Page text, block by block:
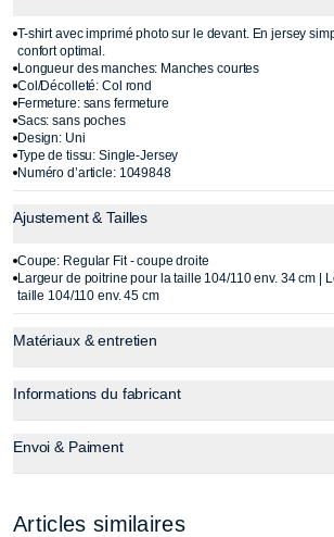
T-shirt avec imprimé photo sur le devant. En jersey
confort optimal.
Longueur des manches: Manches courtes
Col/Décolleté: Col rond
Fermeture: sans fermeture
Sacs: sans poches
Design: Uni
Type de tissu: Single-Jersey
Numéro d’article: 1049848
Ajustement & Tailles
Coupe: Regular Fit - coupe droite
Largeur de poitrine pour la taille 104/110 env. 34 cm |
taille 104/110 env. 45 cm
Matériaux & entretien
Informations du fabricant
Envoi & Paiment
Articles similaires